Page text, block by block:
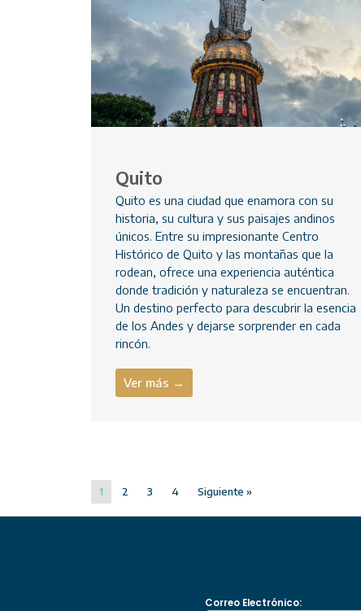
Quito
Quito es una ciudad que enamora con su
historia, su cultura y sus paisajes andinos
únicos. Entre su impresionante Centro
Histórico de Quito y las montañas que la
rodean, ofrece una experiencia auténtica
donde tradición y naturaleza se encuentran.
Un destino perfecto para descubrir la esencia
de los Andes y dejarse sorprender en cada
rincón.
Ver más →
1 2 3 4 Siguiente »
Correo Electrónico: